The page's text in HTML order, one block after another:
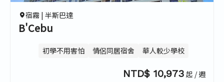
宿霧 | 半斯巴達
B'Cebu
初學不用害怕 情侶同居宿舍 華人較少學校
NTD$ 10,973 起 / 週